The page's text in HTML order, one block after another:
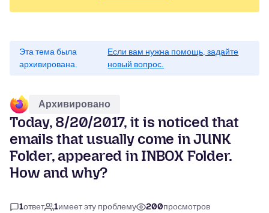
Эта тема была
архивирована.
Если вам нужна помощь, задайте
новый вопрос.
Архивировано
Today, 8/20/2017, it is noticed that
emails that usually come in JUNK
Folder, appeared in INBOX Folder.
How and why?
1ответ 1имеет эту проблему 200просмотров